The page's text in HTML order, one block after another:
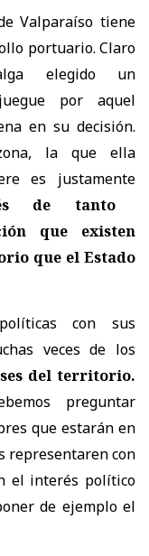
Valparaíso tiene
portuario. Claro
elegido un
por aquel
en su decisión.
la que ella
es justamente
de tanto
que existen
que el Estado
con sus
veces de los
del territorio.
preguntar
que estarán en
representaren con
el interés político
de ejemplo el